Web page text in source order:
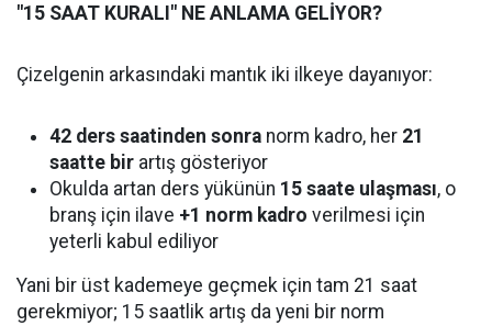
"15 SAAT KURALI" NE ANLAMA GELİYOR?
Çizelgenin arkasındaki mantık iki ilkeye dayanıyor:
42 ders saatinden sonra norm kadro, her 21
saatte bir artış gösteriyor
Okulda artan ders yükünün 15 saate ulaşması, o
branş için ilave +1 norm kadro verilmesi için
yeterli kabul ediliyor
Yani bir üst kademeye geçmek için tam 21 saat
gerekmiyor; 15 saatlik artış da yeni bir norm